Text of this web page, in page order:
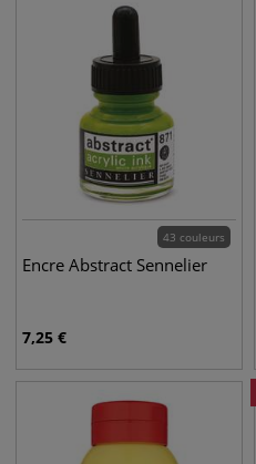
43 couleurs
Encre Abstract Sennelier
7,25 €